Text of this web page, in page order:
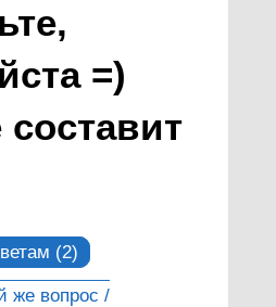
=)
(2)
же вопрос /